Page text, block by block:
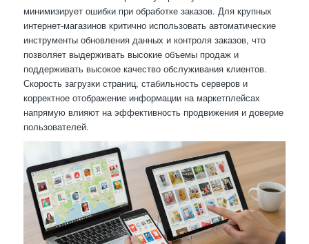
минимизирует ошибки при обработке заказов. Для крупных
интернет-магазинов критично использовать автоматические
инструменты обновления данных и контроля заказов, что
позволяет выдерживать высокие объемы продаж и
поддерживать высокое качество обслуживания клиентов.
Скорость загрузки страниц, стабильность серверов и
корректное отображение информации на маркетплейсах
напрямую влияют на эффективность продвижения и доверие
пользователей.